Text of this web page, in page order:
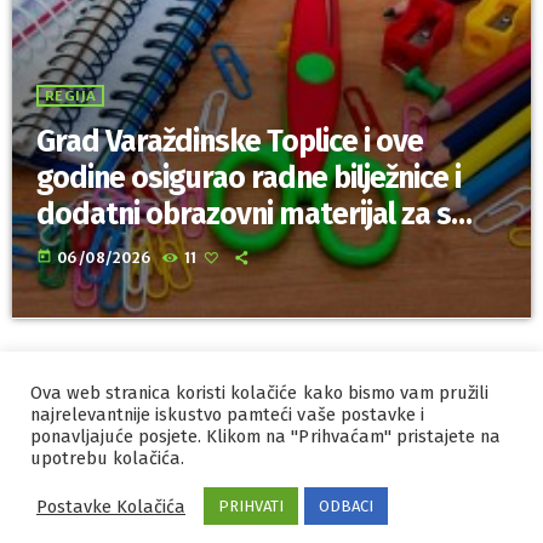
REGIJA
Grad Varaždinske Toplice i ove
godine osigurao radne bilježnice i
dodatni obrazovni materijal za sve
osnovnoškolce
today 06/08/2026 11
IZRADA I HOSTINGORBIS
MARKETING
PRAVILA PRIVATNOSTI
Ova web stranica koristi kolačiće kako bismo vam pružili
najrelevantnije iskustvo pamteći vaše postavke i
ponavljajuće posjete. Klikom na "Prihvaćam" pristajete na
upotrebu kolačića.
Postavke Kolačića PRIHVATI ODBACI